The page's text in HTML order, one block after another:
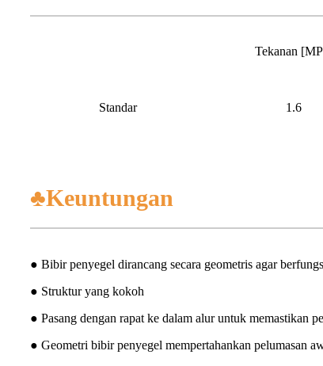
Tekanan
Standar 1.6
♣Keuntungan
● Bibir penyegel dirancang secara geometris agar
● Struktur yang kokoh
● Pasang dengan rapat ke dalam alur untuk memastikan
● Geometri bibir penyegel mempertahankan pelumasan